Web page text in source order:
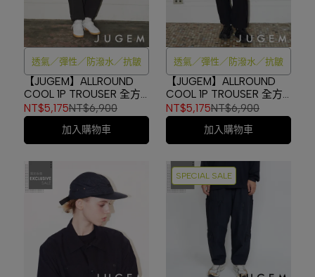
透氣／彈性／防潑水／抗皺
【JUGEM】ALLROUND
COOL 1P TROUSER 全方
位透氣機能寬褲
CHARCOAL
#4F130140132
NT$5,175NT$6,900
加入購物車
透氣／彈性／防潑水／抗皺
【JUGEM】ALLROUND
COOL 1P TROUSER 全方
位透氣機能寬褲 NAVY
#4F130140132
NT$5,175NT$6,900
加入購物車
SPECIAL SALE